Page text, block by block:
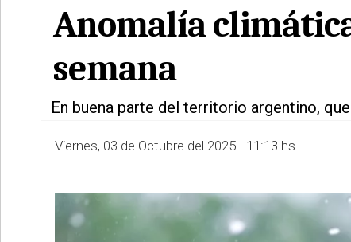
POLICIALES
Anomalía
semana
En buena parte del territorio argentino,
Viernes, 03 de Octubre del 2025 - 11:13 hs.